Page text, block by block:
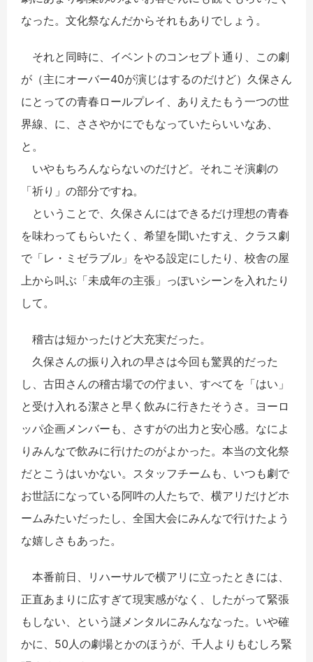
なった。文化祭なんだからそれもありでしょう。
それと同時に、イベントのコンセプト通り、この劇
が（主にオーバー40が演じはするのだけど）久保さん
にとっての青春ロールプレイ、ありえたもう一つの世
界線、に、ささやかにでもなっていたらいいなあ、
と。
いやもちろんならないのだけど。それこそ演劇の
「祈り」の部分ですね。
ということで、久保さんにはできるだけ理想の青春
を味わってもらいたく、希望を聞いたすえ、クラス劇
で「レ・ミゼラブル」をやる設定にしたり、校舎の屋
上から叫ぶ「未成年の主張」っぽいシーンを入れたり
して。
稽古は短かったけど大充実だった。
久保さんの振り入れの早さは今回も驚異的だった
し、古田さんの稽古場での佇まい、すべてを「はい」
と受け入れる潔さと早く飲みに行きたそうさ。ヨーロ
ッパ企画メンバーも、さすがの出力と安心感。なによ
りみんなで飲みに行けたのがよかった。本当の文化祭
だとこうはいかない。スタッフチームも、いつも劇で
お世話になっている阿吽の人たちで、横アリだけどホ
ームみたいだったし、全国大会にみんなで行けたよう
な嬉しさもあった。
本番前日、リハーサルで横アリに立ったときには、
正直あまりに広すぎて現実感がなく、したがって緊張
もしない、という謎メンタルにみんななった。いや確
かに、50人の劇場とかのほうが、千人よりもむしろ緊